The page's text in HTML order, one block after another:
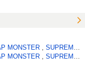
MONSTER
SUPREME BOI
MONSTER SUPREME BOI